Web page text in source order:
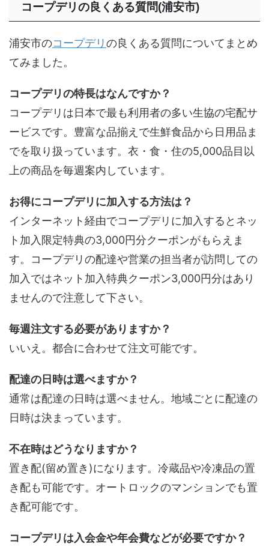
コープデリの良くある質問(浦安市)
浦安市のコープデリの良くある質問についてまとめ
てみました。
コープデリの特長はなんですか？
コープデリは日本で最も利用者の多い生協の宅配サ
ービスです。豊富な品揃えで生鮮食品から日用品ま
でを取り扱っています。衣・食・住の5,000品目以
上の商品を毎週案内しています。
お得にコープデリに加入する方法は？
インターネット経由でコープデリに加入するとネッ
ト加入限定特典の3,000円分クーポンがもらえま
す。コープデリの配達や営業の担当者が訪問しての
加入ではネット加入特典クーポン3,000円分はあり
ませんので注意して下さい。
毎週注文する必要がありますか？
いいえ。都合に合わせて注文可能です。
配達の日時は選べますか？
通常は配達の日時は選べません。地域ごとに配達の
日時は決まっています。
不在時はどうなりますか？
置き配(留め置き)になります。冷蔵品や冷凍品の置
き配も可能です。オートロックのマンションでも置
き配可能です。
コープデリは入会金や年会費などが必要ですか？